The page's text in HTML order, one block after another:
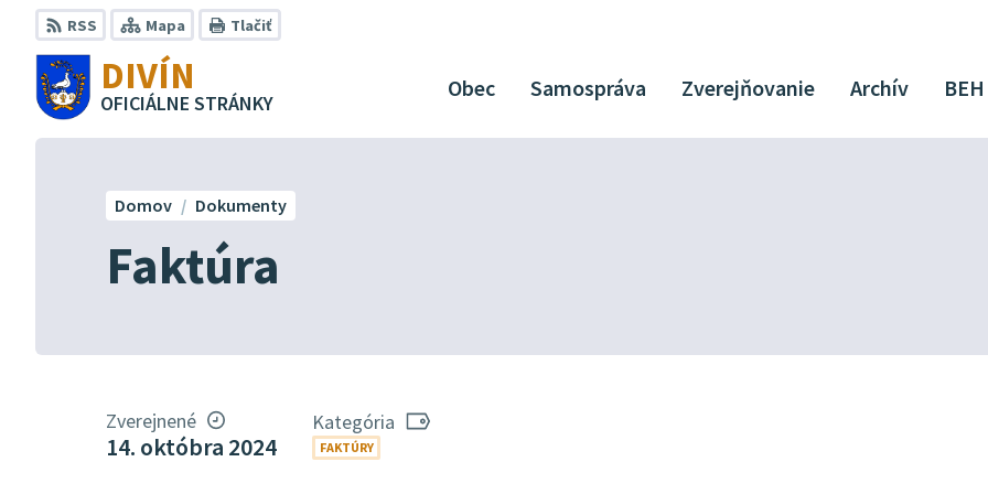
Preskočiť
na
obsah
RSS Mapa Tlačiť
DIVÍN
OFICIÁLNE STRÁNKY
Obec Samospráva Zverejňovanie Archív BEH
Faktúra
Domov Dokumenty
Zverejnené
14. októbra 2024
Kategória
FAKTÚRY